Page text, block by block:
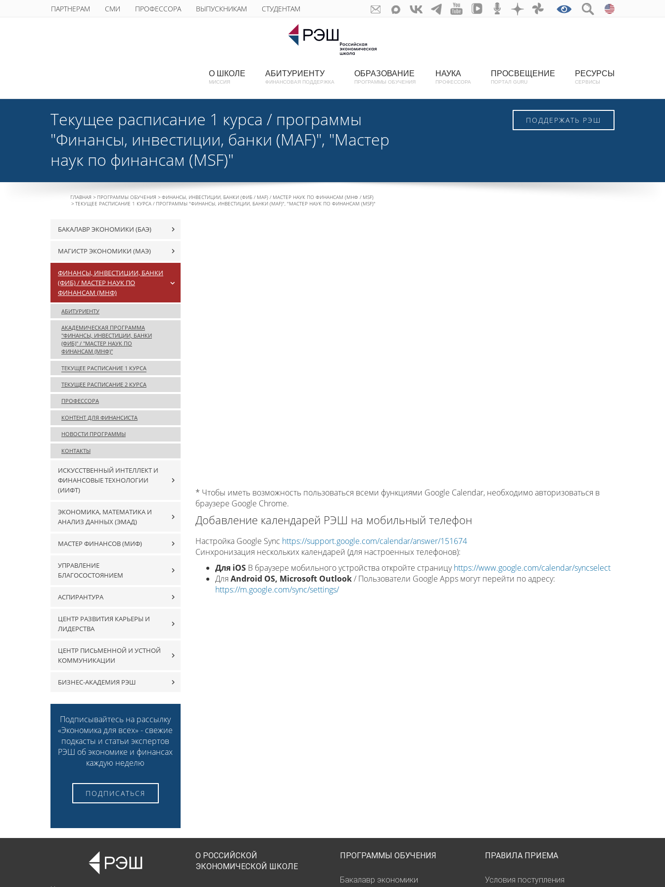
ПАРТНЕРАМ СМИ ПРОФЕССОРА ВЫПУСКНИКАМ СТУДЕНТАМ
О ШКОЛЕ
МИССИЯ
АБИТУРИЕНТУ
ФИНАНСОВАЯ ПОДДЕРЖКА
ОБРАЗОВАНИЕ
ПРОГРАММЫ ОБУЧЕНИЯ
НАУКА
ПРОФЕССОРА
ПРОСВЕЩЕНИЕ
ПОРТАЛ GURU
РЕСУРСЫ
СЕРВИСЫ
Текущее расписание 1 курса / программы
"Финансы, инвестиции, банки (МАF)", "Мастер
наук по финансам (MSF)"
ПОДДЕРЖАТЬ РЭШ
ГЛАВНАЯ ПРОГРАММЫ ОБУЧЕНИЯ
ФИНАНСЫ, ИНВЕСТИЦИИ, БАНКИ (ФИБ / МАF) / МАСТЕР НАУК ПО ФИНАНСАМ (МНФ / MSF)
ТЕКУЩЕЕ РАСПИСАНИЕ 1 КУРСА / ПРОГРАММЫ "ФИНАНСЫ, ИНВЕСТИЦИИ, БАНКИ (МАF)", "МАСТЕР НАУК ПО ФИНАНСАМ (MSF)"
* Чтобы иметь возможность пользоваться всеми функциями Google Calendar, необходимо авторизоваться в
браузере Google Chrome.
Добавление календарей РЭШ на мобильный телефон
Настройка Google Sync https://support.google.com/calendar/answer/151674
Синхронизация нескольких календарей (для настроенных телефонов):
Для iOSВ браузере мобильного устройства откройте страницуhttps://www.google.com/calendar/syncselect
Для Android OS, Microsoft Outlook/ Пользователи Google Apps могут перейти по адресу:
https://m.google.com/sync/settings/
БАКАЛАВР ЭКОНОМИКИ (БАЭ)
МАГИСТР ЭКОНОМИКИ (MAЭ)
ФИНАНСЫ, ИНВЕСТИЦИИ, БАНКИ
(ФИБ) / МАСТЕР НАУК ПО
ФИНАНСАМ (МНФ)
АБИТУРИЕНТУ
АКАДЕМИЧЕСКАЯ ПРОГРАММА
"ФИНАНСЫ, ИНВЕСТИЦИИ, БАНКИ
(ФИБ)" / "МАСТЕР НАУК ПО
ФИНАНСАМ (МНФ)"
ТЕКУЩЕЕ РАСПИСАНИЕ 1 КУРСА
ТЕКУЩЕЕ РАСПИСАНИЕ 2 КУРСА
ПРОФЕССОРА
КОНТЕНТ ДЛЯ ФИНАНСИСТА
НОВОСТИ ПРОГРАММЫ
КОНТАКТЫ
ИСКУССТВЕННЫЙ ИНТЕЛЛЕКТ И
ФИНАНСОВЫЕ ТЕХНОЛОГИИ
(ИИФТ)
ЭКОНОМИКА, МАТЕМАТИКА И
АНАЛИЗ ДАННЫХ (ЭМАД)
МАСТЕР ФИНАНСОВ (МИФ)
УПРАВЛЕНИЕ
БЛАГОСОСТОЯНИЕМ
АСПИРАНТУРА
ЦЕНТР РАЗВИТИЯ КАРЬЕРЫ И
ЛИДЕРСТВА
ЦЕНТР ПИСЬМЕННОЙ И УСТНОЙ
КОММУНИКАЦИИ
БИЗНЕС-АКАДЕМИЯ РЭШ
Подписывайтесь на рассылку
«Экономика для всех» - свежие
подкасты и статьи экспертов
РЭШ об экономике и финансах
каждую неделю
ПОДПИСАТЬСЯ
О РОССИЙСКОЙ
ЭКОНОМИЧЕСКОЙ ШКОЛЕ
ПРОГРАММЫ ОБУЧЕНИЯ
Бакалавр экономики
ПРАВИЛА ПРИЕМА
Условия поступления